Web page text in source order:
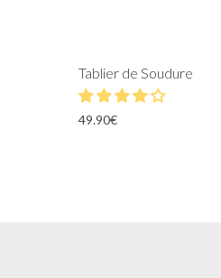
Tablier de Soudure
49.90€